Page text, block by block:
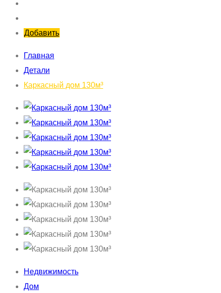
Добавить
Главная
Детали
Каркасный дом 130м³
Недвижимость
Дом